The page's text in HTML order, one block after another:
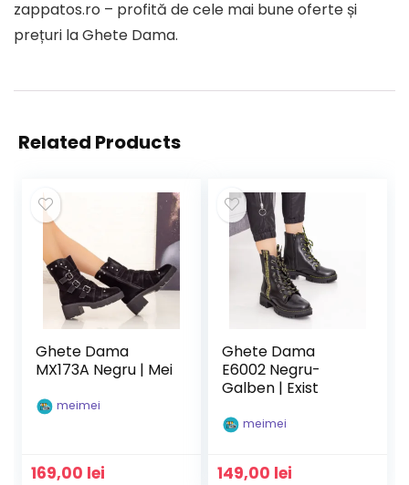
zappatos.ro – profită de cele mai bune oferte și
prețuri la Ghete Dama.
Related Products
Ghete Dama
MX173A Negru | Mei
meimei
169,00 lei
Ghete Dama
E6002 Negru-
Galben | Exist
meimei
149,00 lei